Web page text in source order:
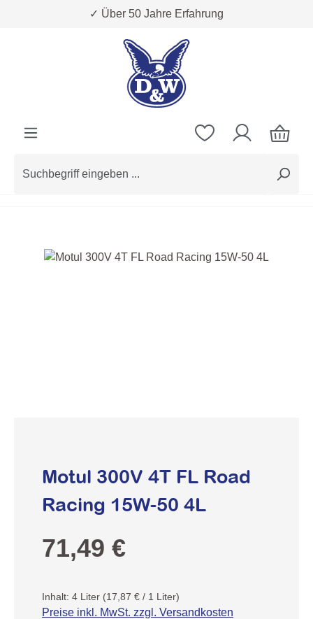
Zum Hauptinhalt springen✓ Über 50 Jahre Erfahrung
Bildergalerie überspringen
Motul 300V 4T FL Road
Racing 15W-50 4L
Regulärer Preis:
71,49 €
Inhalt: 4 Liter (17,87 € / 1 Liter)
Preise inkl. MwSt. zzgl. Versandkosten